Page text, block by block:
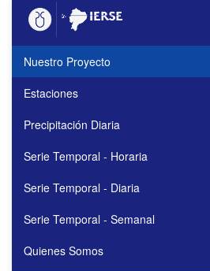
Nuestro Proyecto
Estaciones
Precipitación Diaria
Serie Temporal - Horaria
Serie Temporal - Diaria
Serie Temporal - Semanal
Quienes Somos